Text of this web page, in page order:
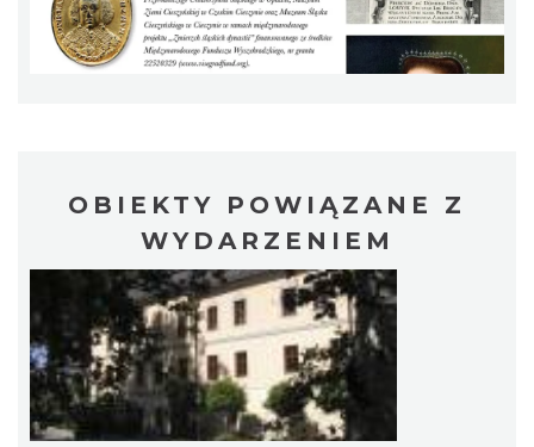
OBIEKTY POWIĄZANE Z
WYDARZENIEM